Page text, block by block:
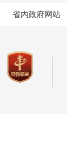
省内政府网站